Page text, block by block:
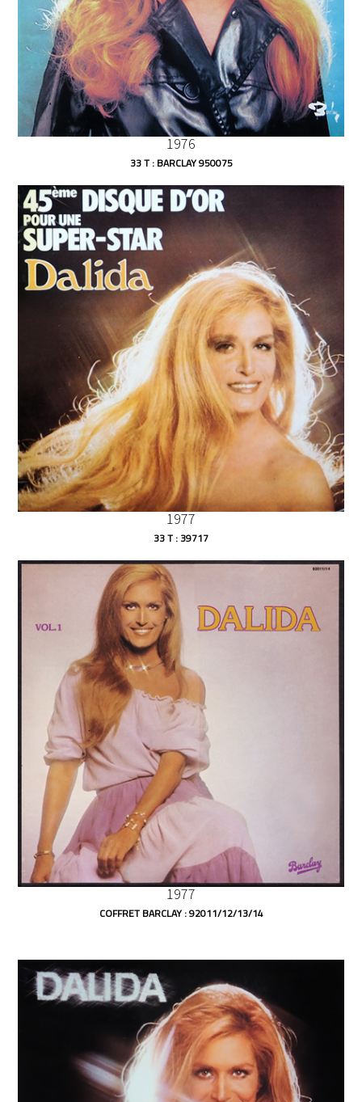
1976
33 T : BARCLAY 950075
1977
33 T : 39717
1977
COFFRET BARCLAY : 92011/12/13/14